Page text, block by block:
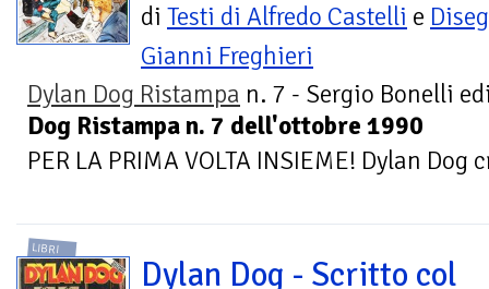
di Testi di Alfredo Castelli e
Gianni Freghieri
Dylan Dog Ristampa n. 7 - Sergio Bonelli
Dog Ristampa n. 7 dell'ottobre 1990
PER LA PRIMA VOLTA INSIEME! Dylan
LIBRI
Dylan Dog - Scritto col